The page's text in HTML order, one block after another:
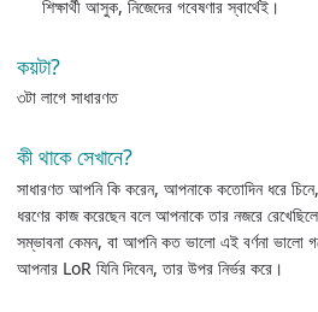
শিক্ষার্থী আসুক, নিজেদের গবেষণার স্বার্থেই।
কয়টা?
৩টা লাগে সাধারণত
কী থাকে সেখানে?
সাধারণত আপনি কি করেন, আপনাকে কতোদিন ধরে
ধরণের কাজ করেছেন বলে আপনাকে তার নজরে
সম্ভাবনা কেমন, বা আপনি কত ভালো এই বর্ণনা ভালো
আপনার LoR যিনি দিবেন, তার উপর নির্ভর করে।